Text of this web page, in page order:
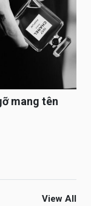
mang tên
View All